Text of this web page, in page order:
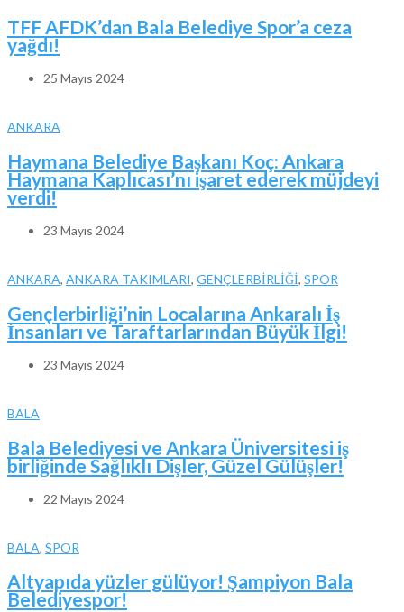
TFF AFDK’dan Bala Belediye Spor’a ceza
yağdı!
25 Mayıs 2024
ANKARA
Haymana Belediye Başkanı Koç: Ankara
Haymana Kaplıcası’nı işaret ederek müjdeyi
verdi!
23 Mayıs 2024
ANKARA, ANKARA TAKIMLARI, GENÇLERBİRLİĞİ, SPOR
Gençlerbirliği’nin Localarına Ankaralı İş
İnsanları ve Taraftarlarından Büyük İlgi!
23 Mayıs 2024
BALA
Bala Belediyesi ve Ankara Üniversitesi iş
birliğinde Sağlıklı Dişler, Güzel Gülüşler!
22 Mayıs 2024
BALA, SPOR
Altyapıda yüzler gülüyor! Şampiyon Bala
Belediyespor!